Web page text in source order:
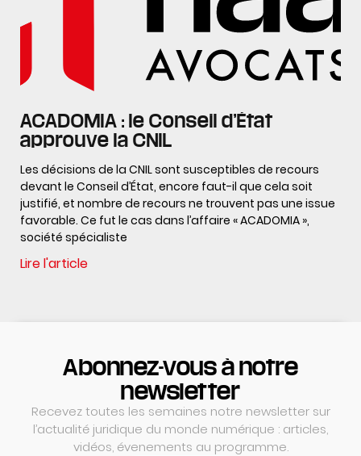
ACADOMIA : le Conseil d’État
approuve la CNIL
Les décisions de la CNIL sont susceptibles de recours
devant le Conseil d’État, encore faut-il que cela soit
justifié, et nombre de recours ne trouvent pas une issue
favorable. Ce fut le cas dans l’affaire « ACADOMIA »,
société spécialiste
Lire l'article
Abonnez-vous à notre
newsletter
Recevez toutes les semaines notre newsletter sur
l’actualité juridique du monde numérique : articles,
vidéos, évenements au programme.